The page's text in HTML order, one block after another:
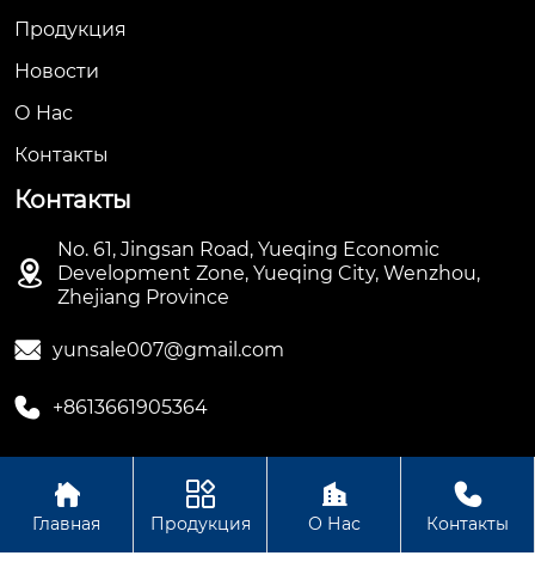
Продукция
Новости
О Hас
Контакты
Контакты

No. 61, Jingsan Road, Yueqing Economic
Development Zone, Yueqing City, Wenzhou,
Zhejiang Province
 yunsale007@gmail.com
 +8613661905364
Авторское право ©ООО Hengbian Zhikong Technology
Group Co., Ltd

Главная

Продукция

О Нас

Контакты